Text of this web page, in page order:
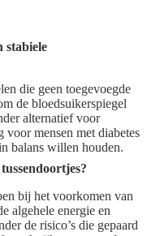
stabiele
die geen toegevoegde
de bloedsuikerspiegel
alternatief voor
mensen met diabetes
balans willen houden.
bij het voorkomen van
algehele energie en
de risico’s die gepaard